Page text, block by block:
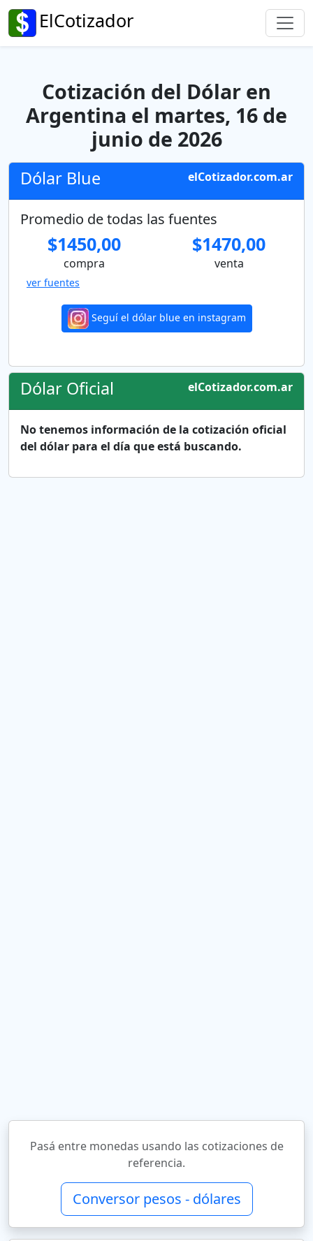
ElCotizador
Cotización del Dólar en
Argentina el martes, 16 de
junio de 2026
Dólar Blue elCotizador.com.ar
Promedio de todas las fuentes
$1450,00
compra
$1470,00
venta
ver fuentes
Seguí el dólar blue en instagram
Dólar Oficial elCotizador.com.ar
No tenemos información de la cotización oficial
del dólar para el día que está buscando.
Pasá entre monedas usando las cotizaciones de
referencia.
Conversor pesos - dólares